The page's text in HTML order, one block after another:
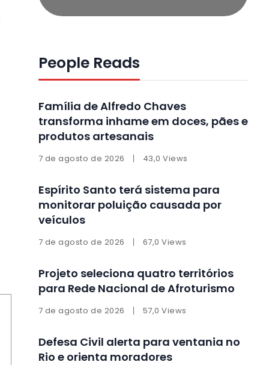
People Reads
Família de Alfredo Chaves
transforma inhame em doces, pães e
produtos artesanais
7 de agosto de 2026 43,0 Views
Espírito Santo terá sistema para
monitorar poluição causada por
veículos
7 de agosto de 2026 67,0 Views
Projeto seleciona quatro territórios
para Rede Nacional de Afroturismo
7 de agosto de 2026 57,0 Views
Defesa Civil alerta para ventania no
Rio e orienta moradores